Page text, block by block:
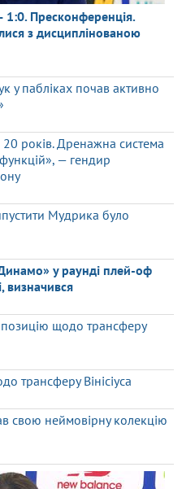
Пресконференція.
з дисциплінованою
у пабліках почав активно
років. Дренажна система
— гендир
Мудрика було
у раунді плей-оф
визначився
щодо трансферу
трансферу Вінісіуса
свою неймовірну колекцію